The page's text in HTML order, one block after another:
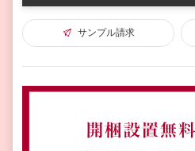
サンプル請求